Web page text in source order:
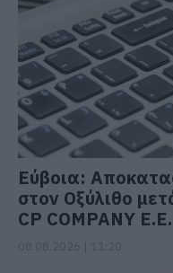
Εύβοια:
στον Οξύλιθο
CP COMPANY Ε.Ε.